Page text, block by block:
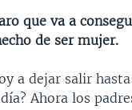
que va a
de ser mujer.
a dejar salir
Ahora los